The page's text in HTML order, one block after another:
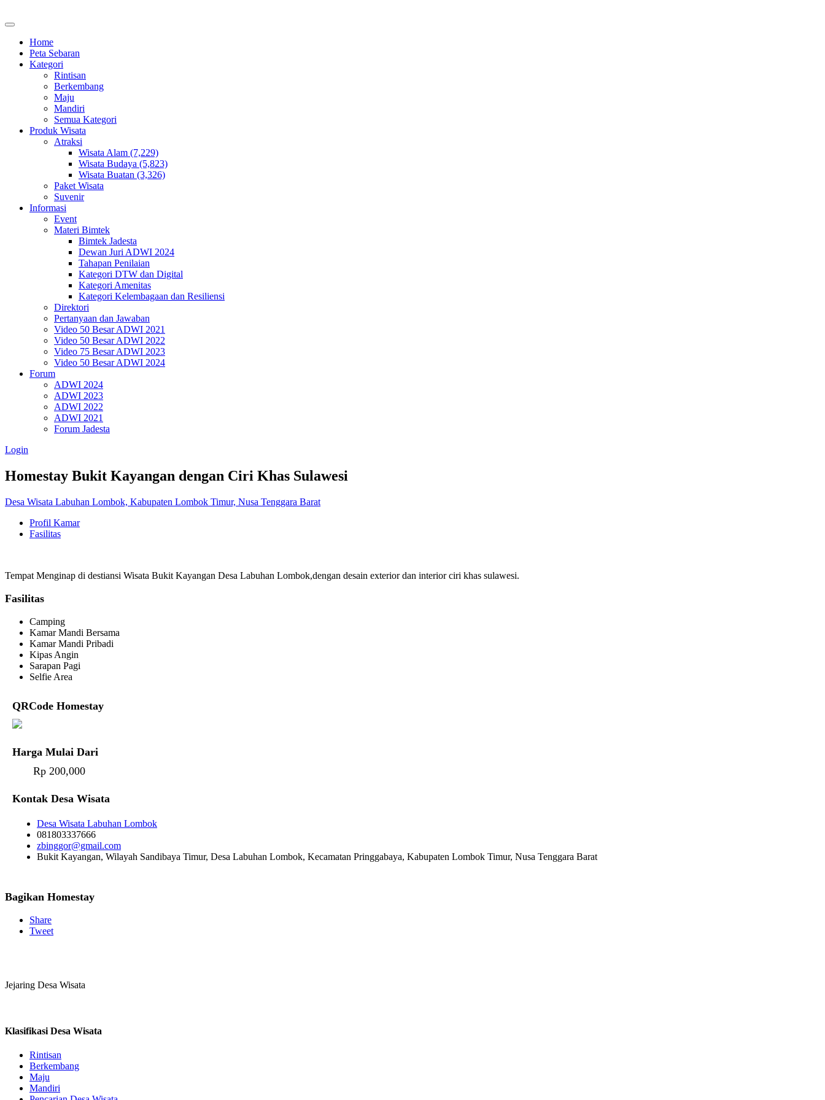
Home
Peta Sebaran
Kategori
Rintisan
Berkembang
Maju
Mandiri
Semua Kategori
Produk Wisata
Atraksi
Wisata Alam (7,229)
Wisata Budaya (5,823)
Wisata Buatan (3,326)
Paket Wisata
Suvenir
Informasi
Event
Materi Bimtek
Bimtek Jadesta
Dewan Juri ADWI 2024
Tahapan Penilaian
Kategori DTW dan Digital
Kategori Amenitas
Kategori Kelembagaan dan Resiliensi
Direktori
Pertanyaan dan Jawaban
Video 50 Besar ADWI 2021
Video 50 Besar ADWI 2022
Video 75 Besar ADWI 2023
Video 50 Besar ADWI 2024
Forum
ADWI 2024
ADWI 2023
ADWI 2022
ADWI 2021
Forum Jadesta
Login
Homestay Bukit Kayangan dengan Ciri Khas Sulawesi
Desa Wisata Labuhan Lombok, Kabupaten Lombok Timur, Nusa Tenggara Barat
Profil Kamar
Fasilitas
Tempat Menginap di destiansi Wisata Bukit Kayangan Desa Labuhan Lombok,dengan desain exterior dan interior ciri khas sulawesi.
Fasilitas
Camping
Kamar Mandi Bersama
Kamar Mandi Pribadi
Kipas Angin
Sarapan Pagi
Selfie Area
QRCode Homestay
Harga Mulai Dari
Rp 200,000
Kontak Desa Wisata
Desa Wisata Labuhan Lombok
081803337666
zbinggor@gmail.com
Bukit Kayangan, Wilayah Sandibaya Timur, Desa Labuhan Lombok, Kecamatan Pringgabaya, Kabupaten Lombok Timur, Nusa Tenggara Barat
Bagikan Homestay
Share
Tweet
Jejaring Desa Wisata
Klasifikasi Desa Wisata
Rintisan
Berkembang
Maju
Mandiri